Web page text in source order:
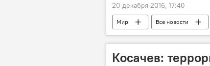
20 декабря 2016, 17:40
Мир Все новости
Косачев: